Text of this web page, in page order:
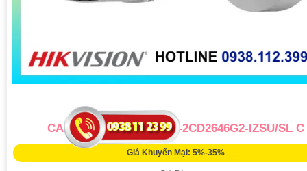
CAMERA HIKVISION DS-2CD2646G2-IZSU/SL C
Giá Khuyến Mại: 5%-35%